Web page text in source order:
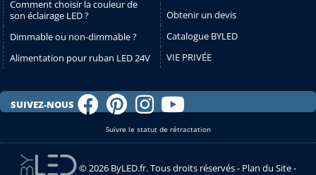
Comment choisir la couleur de
son éclairage LED ?
Dimmable ou non-dimmable ?
Alimentation pour ruban LED 24V
Obtenir un devis
Catalogue BYLED
VIE PRIVÉE
SUIVEZ-NOUS
Suivre le statut de rétractation
© 2026 ByLED.fr. Tous droits réservés - Plan du Site-